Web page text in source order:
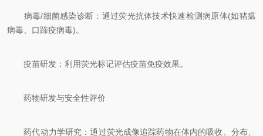
病毒/细菌感染诊断：通过荧光抗体技术快速检测病原体(如猪瘟
病毒、口蹄疫病毒)。
疫苗研发：利用荧光标记评估疫苗免疫效果。
药物研发与安全性评价
药代动力学研究：通过荧光成像追踪药物在体内的吸收、分布、